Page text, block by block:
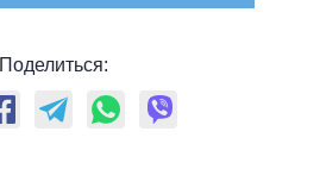
Поделиться: